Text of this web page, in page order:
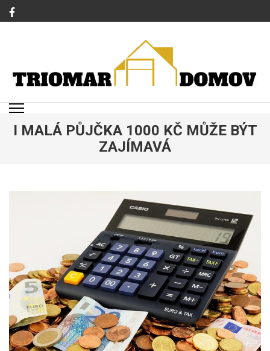
Přeskočit
na
TRIOMAR
I MALÁ PŮJČKA 1000 KČ MŮŽE BÝT
ZAJÍMAVÁ